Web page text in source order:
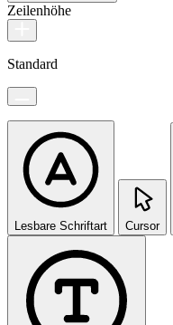
Zeilenhöhe
Standard
Lesbare Schriftart Cursor